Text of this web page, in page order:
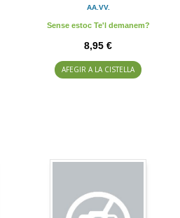
AA.VV.
Sense estoc Te'l demanem?
8,95 €
AFEGIR A LA CISTELLA